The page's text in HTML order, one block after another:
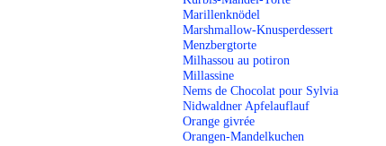
Marillenknödel
Marshmallow-Knusperdessert
Menzbergtorte
Milhassou au potiron
Millassine
Nems de Chocolat pour Sylvia
Nidwaldner Apfelauflauf
Orange givrée
Orangen-Mandelkuchen